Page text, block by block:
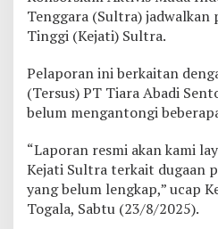
r
a
B
k
a
l
p
o
r
k
a
Tenggara (Sultra) jadwalkan
Tinggi (Kejati) Sultra.
Pelaporan ini berkaitan
(Tersus) PT Tiara Abadi
belum mengantongi
“Laporan resmi akan kami
Kejati Sultra terkait dugaan
yang belum lengkap,” ucap
Togala, Sabtu (23/8/2025).